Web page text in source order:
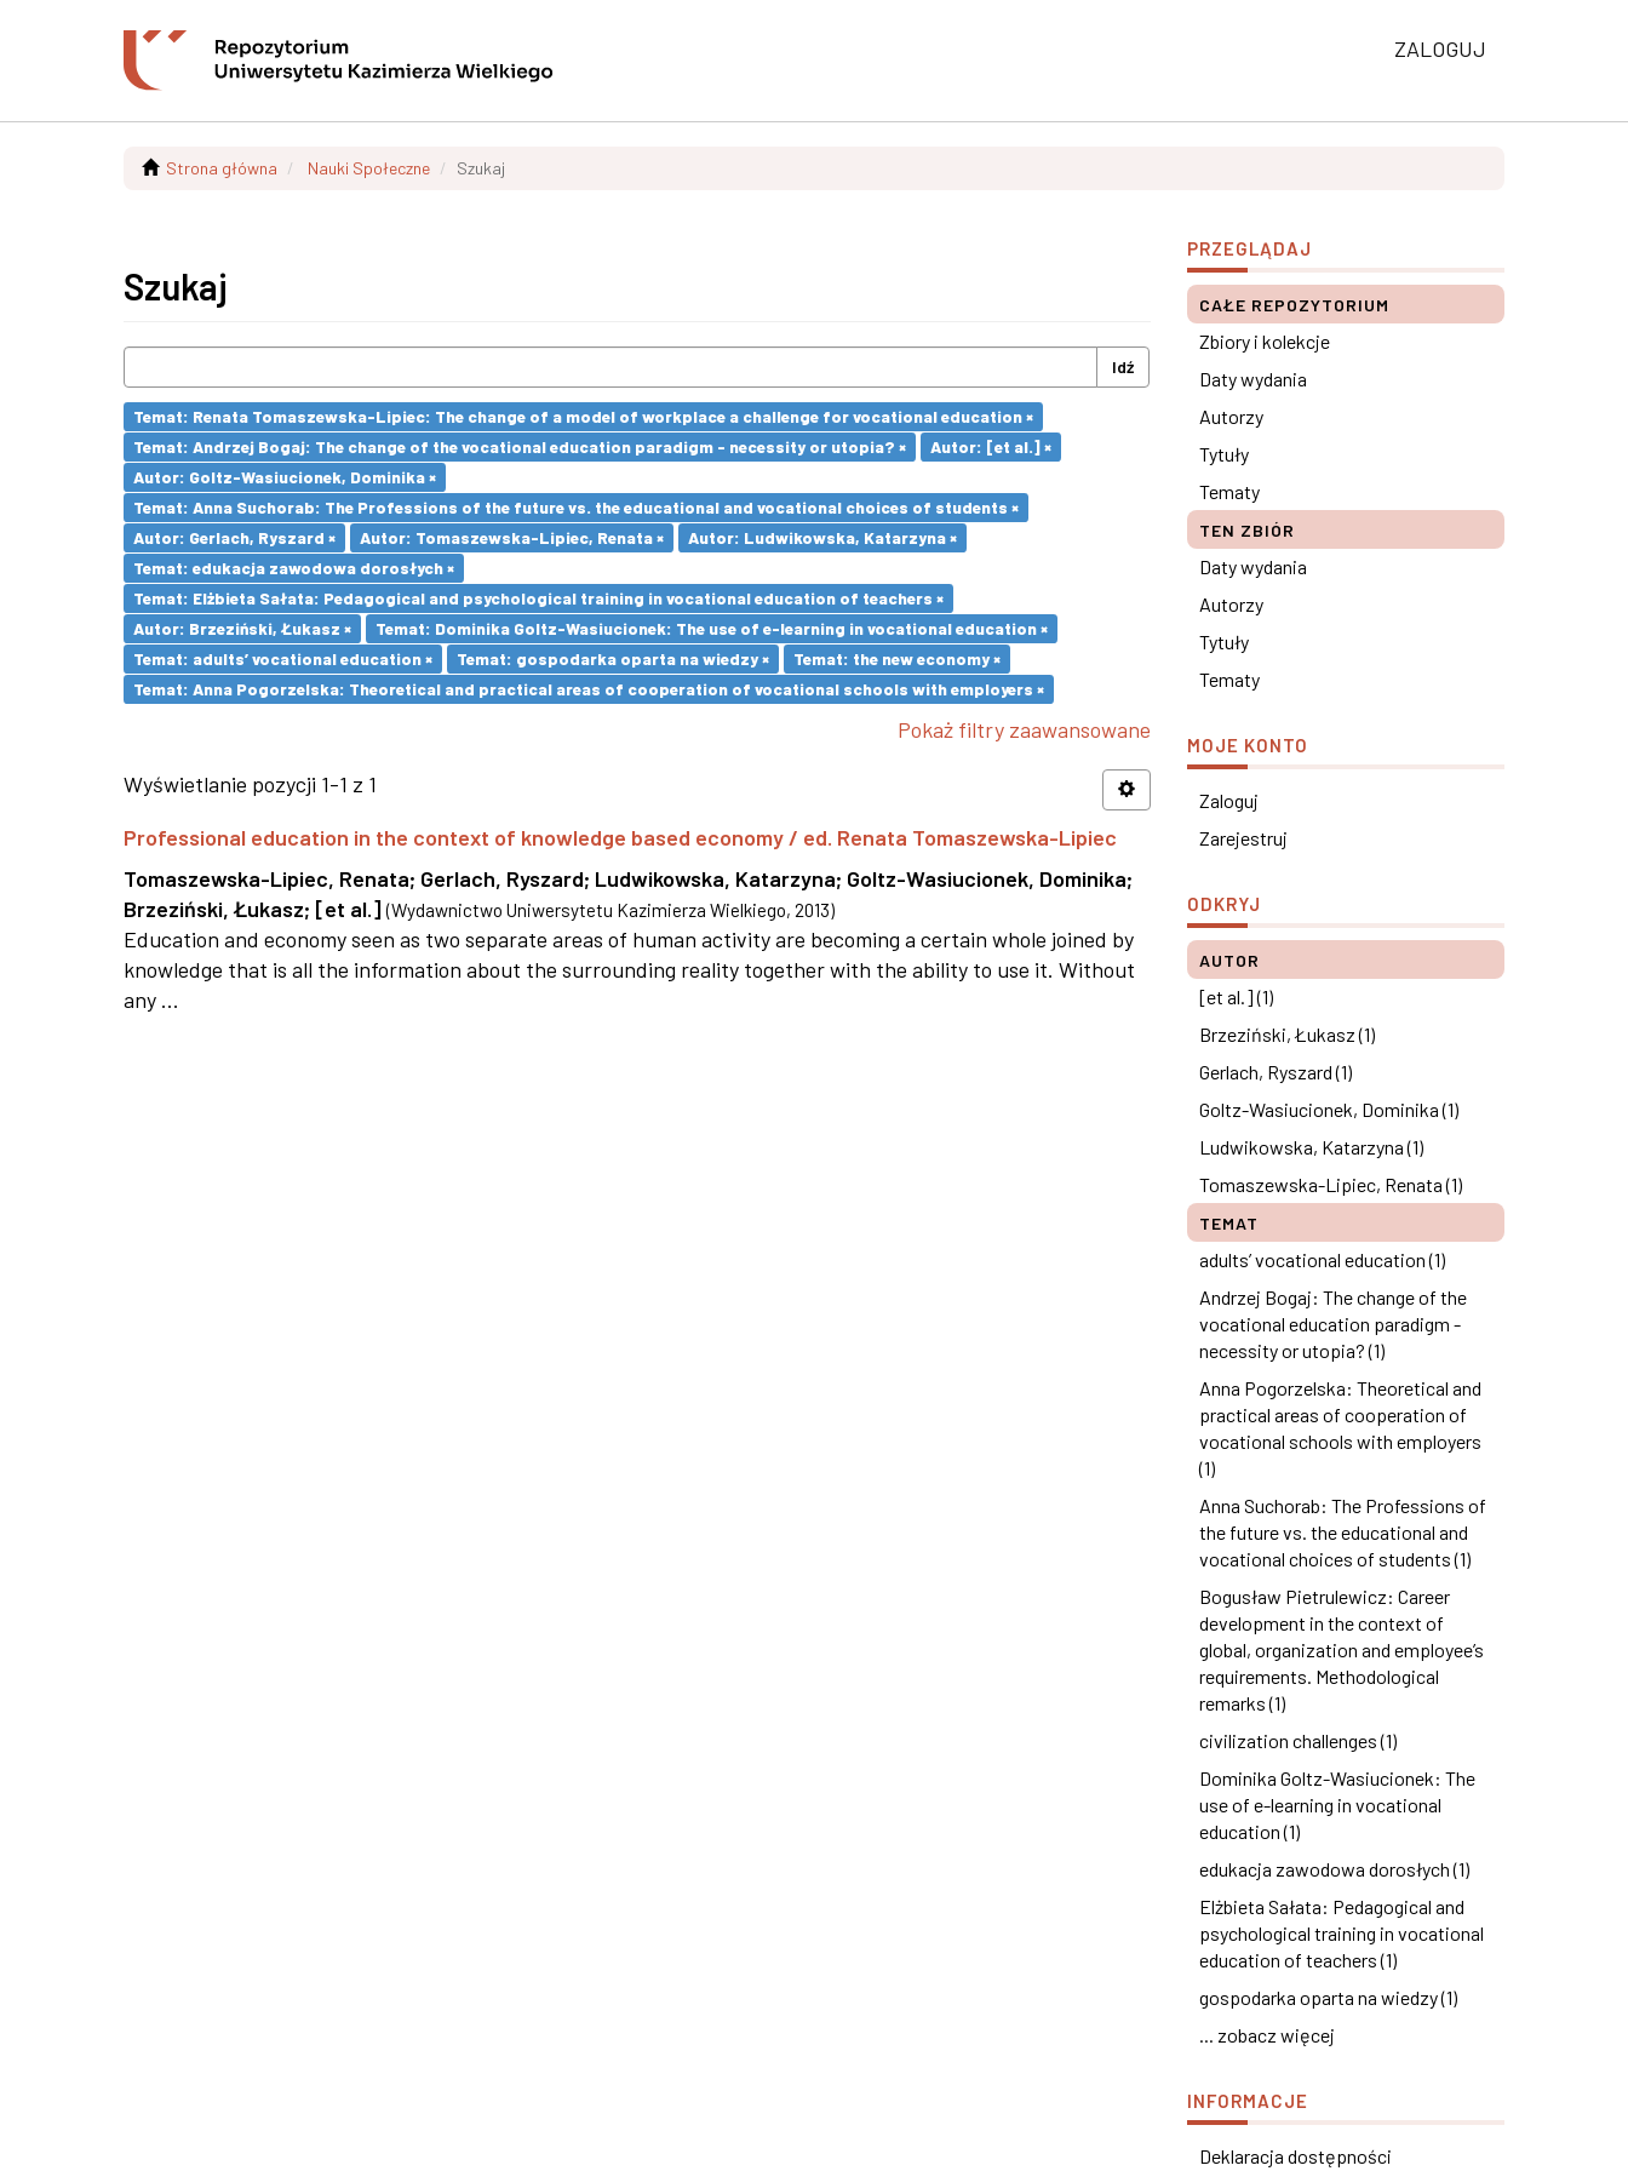
ZALOGUJ
Strona główna Nauki Społeczne Szukaj
Szukaj
Idź
Temat: Renata Tomaszewska-Lipiec: The change of a model of workplace a challenge for vocational education ×
Temat: Andrzej Bogaj: The change of the vocational education paradigm - necessity or utopia? ×
Autor: [et al.] ×
Autor: Goltz-Wasiucionek, Dominika ×
Temat: Anna Suchorab: The Professions of the future vs. the educational and vocational choices of students ×
Autor: Gerlach, Ryszard ×
Autor: Tomaszewska-Lipiec, Renata ×
Autor: Ludwikowska, Katarzyna ×
Temat: edukacja zawodowa dorosłych ×
Temat: Elżbieta Sałata: Pedagogical and psychological training in vocational education of teachers ×
Autor: Brzeziński, Łukasz ×
Temat: Dominika Goltz-Wasiucionek: The use of e-learning in vocational education ×
Temat: adults’ vocational education ×
Temat: gospodarka oparta na wiedzy ×
Temat: the new economy ×
Temat: Anna Pogorzelska: Theoretical and practical areas of cooperation of vocational schools with employers ×
Pokaż filtry zaawansowane
Wyświetlanie pozycji 1-1 z 1
Professional education in the context of knowledge based economy / ed. Renata Tomaszewska-Lipiec
Tomaszewska-Lipiec, Renata; Gerlach, Ryszard; Ludwikowska, Katarzyna; Goltz-Wasiucionek, Dominika;
Brzeziński, Łukasz; [et al.] (Wydawnictwo Uniwersytetu Kazimierza Wielkiego, 2013)
Education and economy seen as two separate areas of human activity are becoming a certain whole joined by
knowledge that is all the information about the surrounding reality together with the ability to use it. Without
any ...
PRZEGLĄDAJ
CAŁE REPOZYTORIUM
Zbiory i kolekcje
Daty wydania
Autorzy
Tytuły
Tematy
TEN ZBIÓR
Daty wydania
Autorzy
Tytuły
Tematy
MOJE KONTO
Zaloguj
Zarejestruj
ODKRYJ
AUTOR
[et al.] (1)
Brzeziński, Łukasz (1)
Gerlach, Ryszard (1)
Goltz-Wasiucionek, Dominika (1)
Ludwikowska, Katarzyna (1)
Tomaszewska-Lipiec, Renata (1)
TEMAT
adults’ vocational education (1)
Andrzej Bogaj: The change of the
vocational education paradigm -
necessity or utopia? (1)
Anna Pogorzelska: Theoretical and
practical areas of cooperation of
vocational schools with employers
(1)
Anna Suchorab: The Professions of
the future vs. the educational and
vocational choices of students (1)
Bogusław Pietrulewicz: Career
development in the context of
global, organization and employee’s
requirements. Methodological
remarks (1)
civilization challenges (1)
Dominika Goltz-Wasiucionek: The
use of e-learning in vocational
education (1)
edukacja zawodowa dorosłych (1)
Elżbieta Sałata: Pedagogical and
psychological training in vocational
education of teachers (1)
gospodarka oparta na wiedzy (1)
... zobacz więcej
INFORMACJE
Deklaracja dostępności